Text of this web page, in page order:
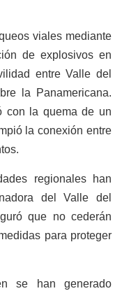
viales mediante
de explosivos en
entre Valle del
la Panamericana.
con la quema de un
la conexión entre
regionales han
del Valle del
que no cederán
para proteger
se han generado